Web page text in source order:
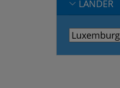
LÄNDER